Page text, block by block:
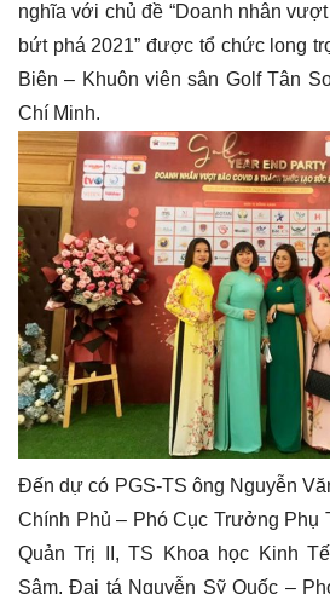
nghĩa với chủ đề “Doanh nhân
bứt phá 2021” được tổ chức long
Biên – Khuôn viên sân Golf Tân
Chí Minh.
Đến dự có PGS-TS ông Nguyễn
Chính Phủ – Phó Cục Trưởng Phụ
Quản Trị II, TS Khoa học Kinh
Sâm, Đại tá Nguyễn Sỹ Quốc –